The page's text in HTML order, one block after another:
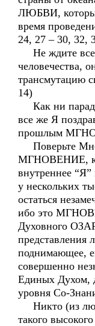
ЛЮБВИ,
время
24, 27 – 30, 32,
Не ждите
человечества,
трансмутацию
14)
Как ни
все же Я
прошлым
Поверьте
МГНОВЕНИЕ,
внутреннее “Я”
у нескольких
остаться
ибо это
Духовного
представления
поднимающее,
совершенно
Единых Духом,
уровня Со-
Никто (из
такого